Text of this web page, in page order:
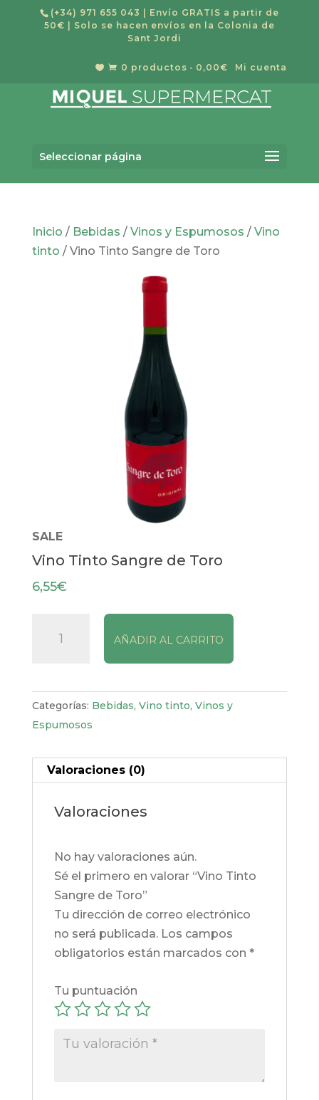
(+34) 971 655 043
| Envío GRATIS a partir de
50€ | Solo se hacen envíos en la Colonia de
Sant Jordi
Mi cuenta
  0 productos 0,00€
Seleccionar página
Inicio / Bebidas / Vinos y Espumosos / Vino
tinto / Vino Tinto Sangre de Toro
SALE
Vino Tinto Sangre de Toro
6,55€
Tinto
Toro
cantidad
AÑADIR AL CARRITO
Categorías: Bebidas, Vino tinto, Vinos y
Espumosos
Valoraciones (0)
Valoraciones
No hay valoraciones aún.
Sé el primero en valorar “Vino Tinto
Sangre de Toro”
Tu dirección de correo electrónico
no será publicada. Los campos
obligatorios están marcados con *
Tu puntuación